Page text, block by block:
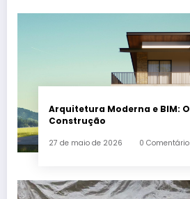
Arquitetura Moderna e BIM:
Construção
27 de maio de 2026 0